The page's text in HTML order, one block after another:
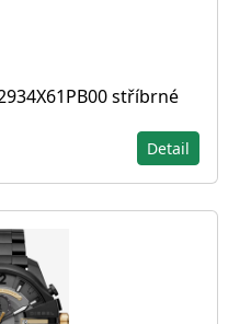
stříbrné
Detail